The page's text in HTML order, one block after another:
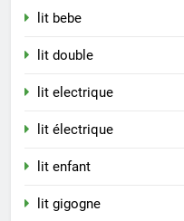
lit bebe
lit double
lit electrique
lit électrique
lit enfant
lit gigogne